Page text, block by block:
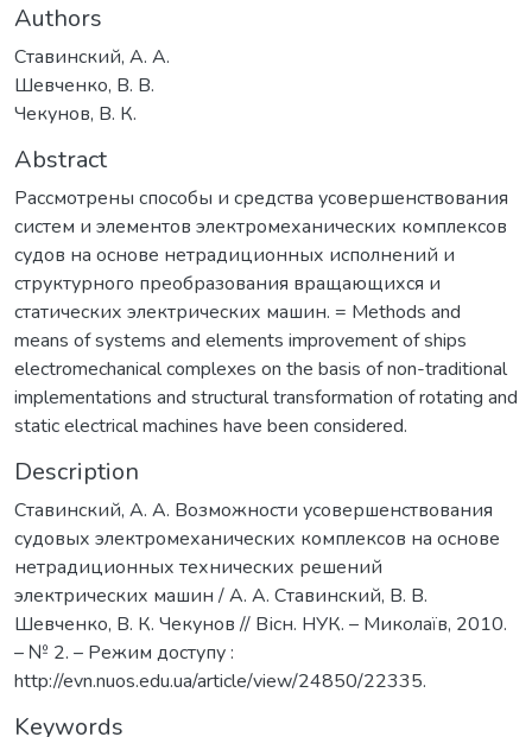
Authors
Ставинский, А. А.
Шевченко, В. В.
Чекунов, В. К.
Abstract
Рассмотрены способы и средства усовершенствования
систем и элементов электромеханических комплексов
судов на основе нетрадиционных исполнений и
структурного преобразования вращающихся и
статических электрических машин. = Methods and
means of systems and elements improvement of ships
electromechanical complexes on the basis of non-traditional
implementations and structural transformation of rotating and
static electrical machines have been considered.
Description
Ставинский, А. А. Возможности усовершенствования
судовых электромеханических комплексов на основе
нетрадиционных технических решений
электрических машин / А. А. Ставинский, В. В.
Шевченко, В. К. Чекунов // Вісн. НУК. – Миколаїв, 2010.
– № 2. – Режим доступу :
http://evn.nuos.edu.ua/article/view/24850/22335.
Keywords